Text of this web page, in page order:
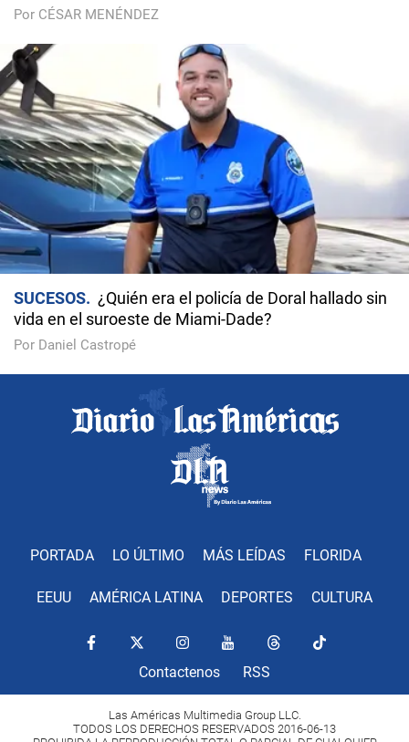
Por CÉSAR MENÉNDEZ
SUCESOS
¿Quién era el policía de Doral hallado sin
vida en el suroeste de Miami-Dade?
Por Daniel Castropé
PORTADA LO ÚLTIMO MÁS LEÍDAS FLORIDA
EEUU AMÉRICA LATINA DEPORTES CULTURA
Contactenos RSS
Las Américas Multimedia Group LLC.
TODOS LOS DERECHOS RESERVADOS 2016-06-13